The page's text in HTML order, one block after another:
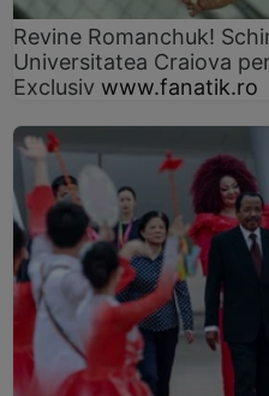
Revine Romanchuk!
Universitatea Craiova
Exclusiv www.fanatik.ro